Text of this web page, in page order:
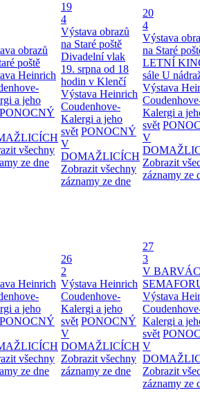
obrazů
poště
Heinrich
a jeho
PONOCNÝ
všechny
ze dne
19
4
Výstava obrazů
na Staré poště
Divadelní vlak
19. srpna od 18
hodin v Klenčí
Výstava Heinrich
Coudenhove-
Kalergi a jeho
svět PONOCNÝ
V
DOMAŽLICÍCH
Zobrazit všechny
záznamy ze dne
20
4
Výstava
na Staré
LETNÍ
sále U
Výstava
Kalergi a
svět
V
Zobrazit
záznamy ze
Heinrich
a jeho
PONOCNÝ
všechny
ze dne
26
2
Výstava Heinrich
Coudenhove-
Kalergi a jeho
svět PONOCNÝ
V
DOMAŽLICÍCH
Zobrazit všechny
záznamy ze dne
27
3
V
Výstava
Kalergi a
svět
V
Zobrazit
záznamy ze